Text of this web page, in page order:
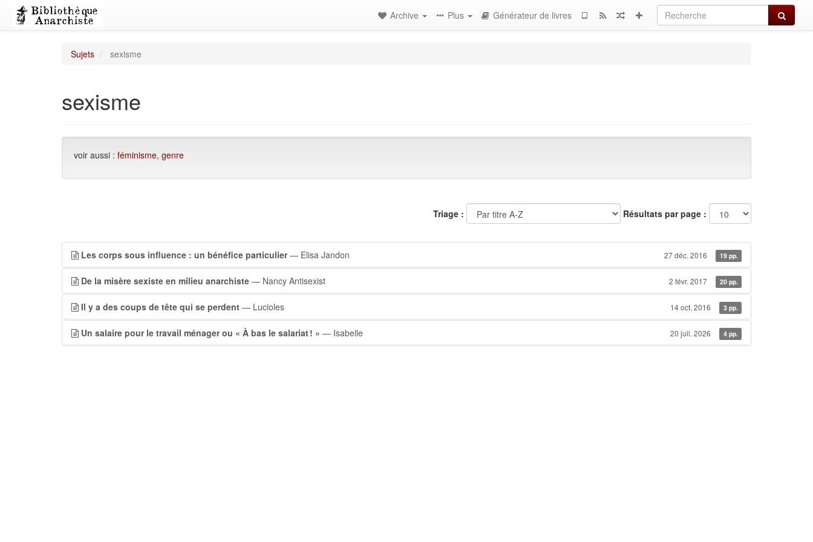
Archive Plus Générateur de livres
Sujets sexisme
sexisme
voir aussi : féminisme, genre
Triage : Résultats par page :
Les corps sous influence : un bénéfice particulier— Elisa Jandon 27 déc. 2016 19 pp.
De la misère sexiste en milieu anarchiste — Nancy Antisexist 2 févr. 2017 20 pp.
Il y a des coups de tête qui se perdent — Lucioles 14 oct. 2016 3 pp.
Un salaire pour le travail ménager ou « À bas le salariat ! » — Isabelle 20 juil. 2026 4 pp.